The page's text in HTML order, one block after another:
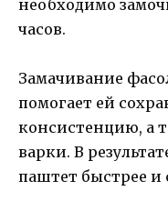
необходимо
часов.
Замачивание
помогает ей
консистенцию, а
варки. В
паштет быстрее и